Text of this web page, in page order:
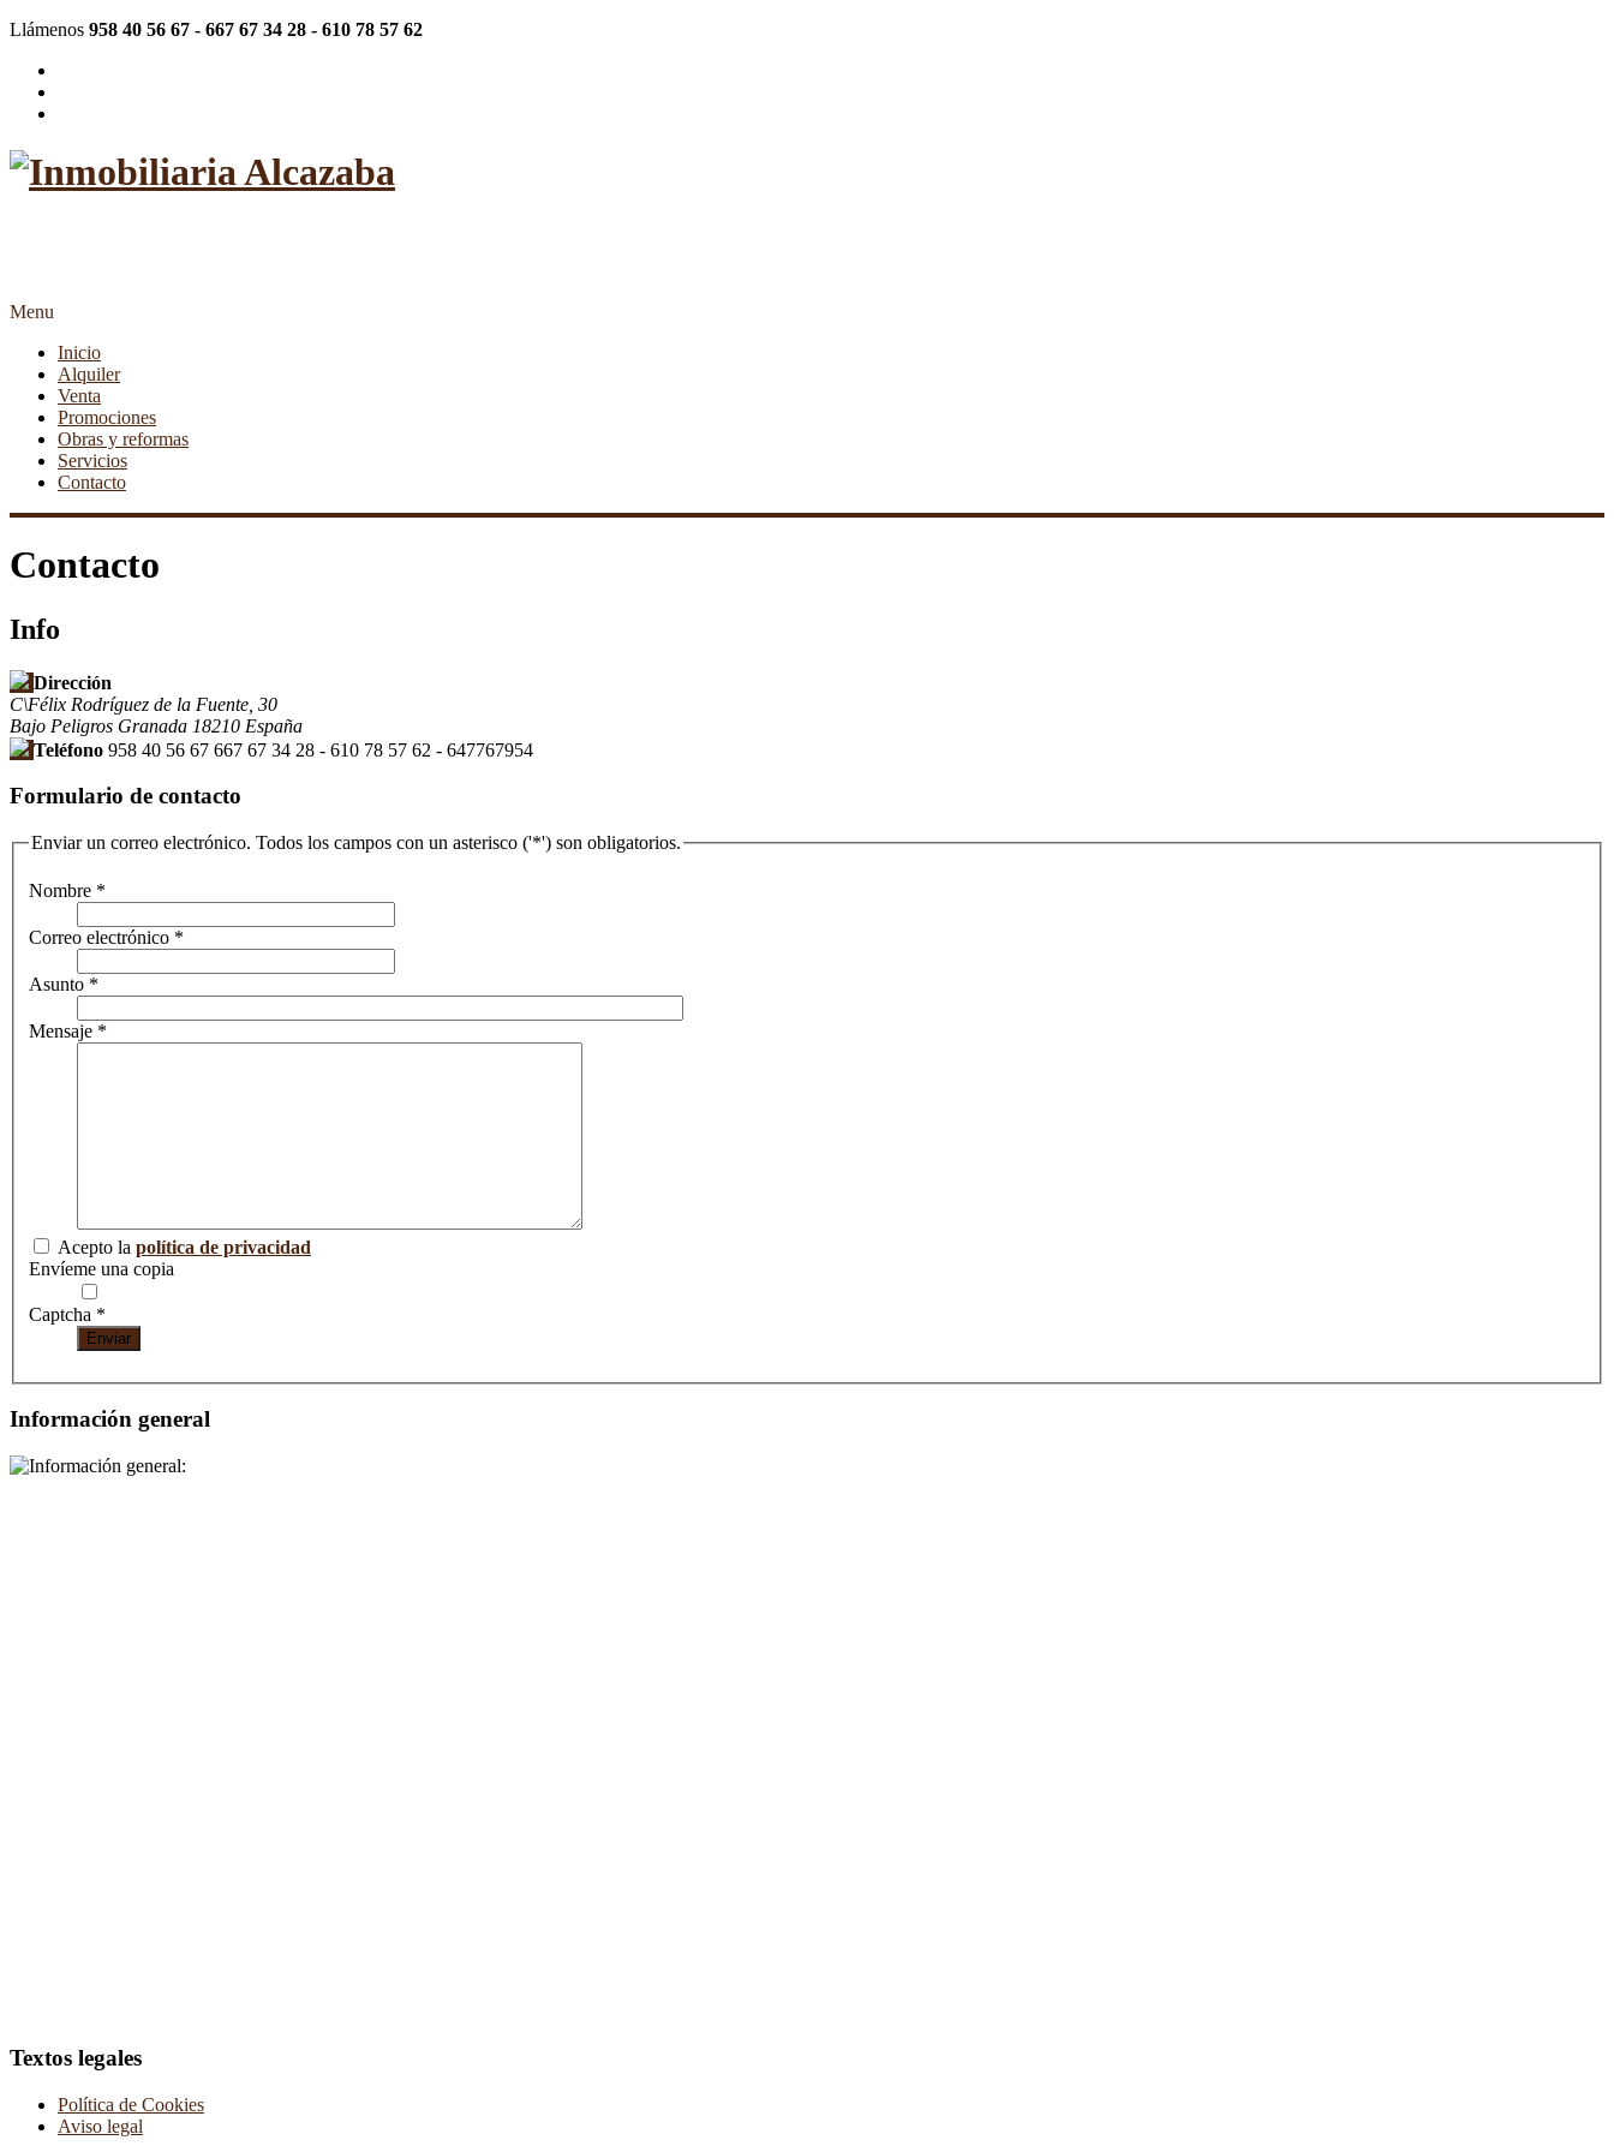
Llámenos 958 40 56 67 - 667 67 34 28 - 610 78 57 62
Menu
Inicio
Alquiler
Venta
Promociones
Obras y reformas
Servicios
Contacto
Contacto
Info
Dirección
C\Félix Rodríguez de la Fuente, 30
Bajo Peligros Granada 18210 España
Teléfono 958 40 56 67 667 67 34 28 - 610 78 57 62 - 647767954
Formulario de contacto
Enviar un correo electrónico. Todos los campos con un asterisco ('*') son obligatorios.
Nombre *
Correo electrónico *
Asunto *
Mensaje *
Acepto la política de privacidad
Envíeme una copia
Captcha *
Enviar
Información general
Textos legales
Política de Cookies
Aviso legal